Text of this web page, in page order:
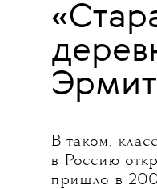
В таком,
в Россию
пришло в